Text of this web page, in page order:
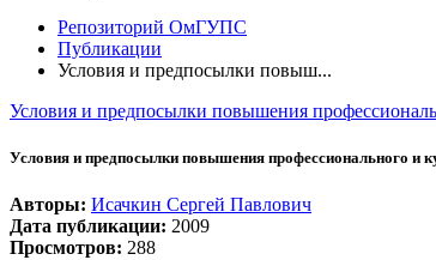
Репозиторий ОмГУПС
Публикации
Условия и предпосылки повыш...
Условия и предпосылки повышения
Условия и предпосылки повышения профессионального и
Авторы: Исачкин Сергей Павлович
Дата публикации: 2009
Просмотров: 288